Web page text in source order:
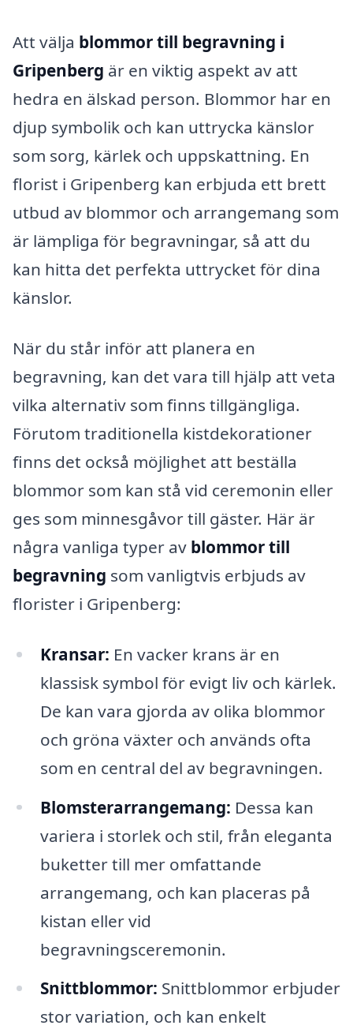
Att välja blommor till begravning i
Gripenberg är en viktig aspekt av att
hedra en älskad person. Blommor har en
djup symbolik och kan uttrycka känslor
som sorg, kärlek och uppskattning. En
florist i Gripenberg kan erbjuda ett brett
utbud av blommor och arrangemang som
är lämpliga för begravningar, så att du
kan hitta det perfekta uttrycket för dina
känslor.
När du står inför att planera en
begravning, kan det vara till hjälp att veta
vilka alternativ som finns tillgängliga.
Förutom traditionella kistdekorationer
finns det också möjlighet att beställa
blommor som kan stå vid ceremonin eller
ges som minnesgåvor till gäster. Här är
några vanliga typer av blommor till
begravning som vanligtvis erbjuds av
florister i Gripenberg:
Kransar: En vacker krans är en
klassisk symbol för evigt liv och kärlek.
De kan vara gjorda av olika blommor
och gröna växter och används ofta
som en central del av begravningen.
Blomsterarrangemang: Dessa kan
variera i storlek och stil, från eleganta
buketter till mer omfattande
arrangemang, och kan placeras på
kistan eller vid
begravningsceremonin.
Snittblommor: Snittblommor erbjuder
stor variation, och kan enkelt